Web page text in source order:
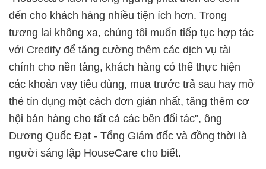
đến cho khách hàng nhiều tiện ích hơn. Trong
tương lai không xa, chúng tôi muốn tiếp tục hợp tác
với Credify để tăng cường thêm các dịch vụ tài
chính cho nền tảng, khách hàng có thể thực hiện
các khoản vay tiêu dùng, mua trước trả sau hay mở
thẻ tín dụng một cách đơn giản nhất, tăng thêm cơ
hội bán hàng cho tất cả các bên đối tác", ông
Dương Quốc Đạt - Tổng Giám đốc và đồng thời là
người sáng lập HouseCare cho biết.